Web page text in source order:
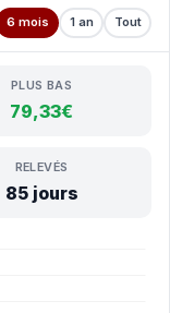
6 mois 1 an Tout
PLUS BAS
79,33€
RELEVÉS
85 jours